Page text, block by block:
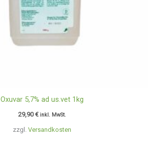
zzgl. Versandkosten
Oxuvar 5,7% ad us.vet 1kg
29,90€ inkl. MwSt.